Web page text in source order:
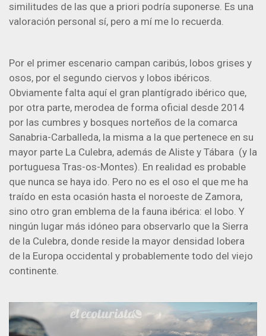
similitudes de las que a priori podría suponerse. Es una
valoración personal sí, pero a mí me lo recuerda.
Por el primer escenario campan caribús, lobos grises y
osos, por el segundo ciervos y lobos ibéricos.
Obviamente falta aquí el gran plantígrado ibérico que,
por otra parte, merodea de forma oficial desde 2014
por las cumbres y bosques norteños de la comarca
Sanabria-Carballeda, la misma a la que pertenece en su
mayor parte La Culebra, además de Aliste y Tábara (y la
portuguesa Tras-os-Montes). En realidad es probable
que nunca se haya ido. Pero no es el oso el que me ha
traído en esta ocasión hasta el noroeste de Zamora,
sino otro gran emblema de la fauna ibérica: el lobo. Y
ningún lugar más idóneo para observarlo que la Sierra
de la Culebra, donde reside la mayor densidad lobera
de la Europa occidental y probablemente todo del viejo
continente.